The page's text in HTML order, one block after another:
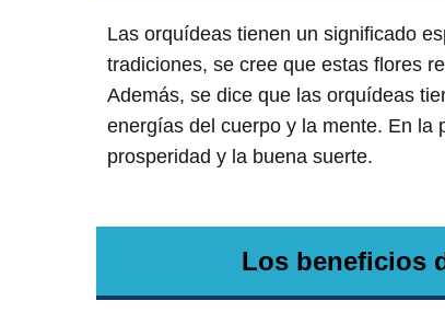
Las orquídeas tienen un significado
tradiciones, se cree que estas flores
Además, se dice que las orquídeas
energías del cuerpo y la mente. En la
prosperidad y la buena suerte.
Los beneficios